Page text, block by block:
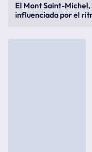
El Mont Saint-
influenciada por el